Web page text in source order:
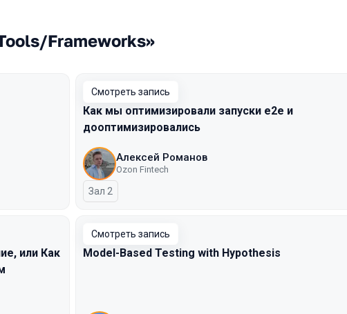
Frameworks»
Смотреть запись
Как мы оптимизировали запуски е2е и
дооптимизировались
Алексей Романов
Ozon Fintech
Зал 2
или Как
Смотреть запись
Model-Based Testing with Hypothesis